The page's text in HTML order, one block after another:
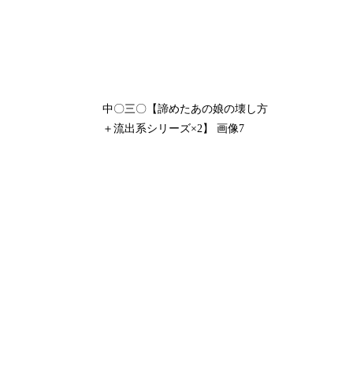
中〇三〇【諦めたあの娘の壊し方
＋流出系シリーズ×2】 画像7